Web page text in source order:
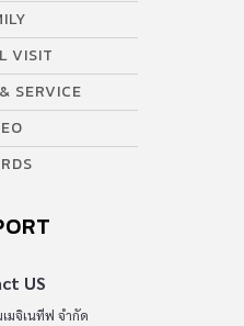
VISIT
SERVICE
US
มจิเนทีฟ จำกัด